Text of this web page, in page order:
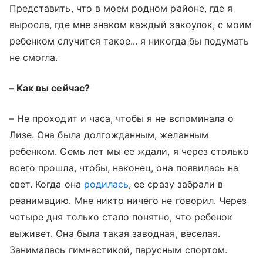
Представить, что в моем родном районе, где я
выросла, где мне знаком каждый закоулок, с моим
ребенком случится такое... я никогда бы подумать
не смогла.
– Как вы сейчас?
– Не проходит и часа, чтобы я не вспоминала о
Лизе. Она была долгожданным, желанным
ребенком. Семь лет мы ее ждали, я через столько
всего прошла, чтобы, наконец, она появилась на
свет. Когда она родилась, ее сразу забрали в
реанимацию. Мне никто ничего не говорил. Через
четыре дня только стало понятно, что ребенок
выживет. Она была такая заводная, веселая.
Занималась гимнастикой, парусным спортом.